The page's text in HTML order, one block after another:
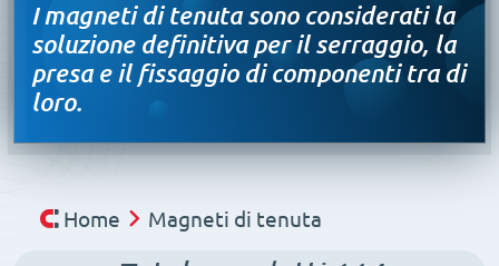
I magneti di tenuta sono considerati la
soluzione definitiva per il serraggio, la
presa e il fissaggio di componenti tra di
loro.
Home Magneti di tenuta